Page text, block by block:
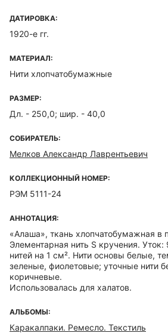
ДАТИРОВКА:
1920-е гг.
МАТЕРИАЛ:
Нити хлопчатобумажные
РАЗМЕР:
Дл. - 250,0; шир. - 40,0
СОБИРАТЕЛЬ:
Мелков Александр Лаврентьевич
КОЛЛЕКЦИОННЫЙ НОМЕР:
РЭМ 5111-24
АННОТАЦИЯ:
«Алаша», ткань хлопчатобумажная в
Элементарная нить S кручения. Уток:
нитей на 1 см². Нити основы белые,
зеленые, фиолетовые; уточные нити
коричневые.
Использовалась для халатов.
АЛЬБОМЫ:
Каракалпаки. Ремесло. Текстиль